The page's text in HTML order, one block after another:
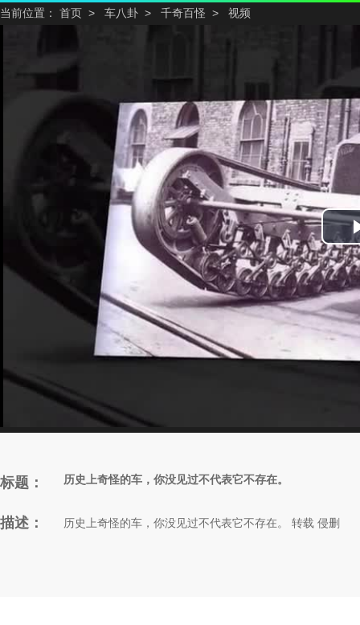
当前位置： 首页 > 车八卦 > 千奇百怪 > 视频
标题： 历史上奇怪的车，你没见过不代表它不存在。
描述： 历史上奇怪的车，你没见过不代表它不存在。 转载 侵删